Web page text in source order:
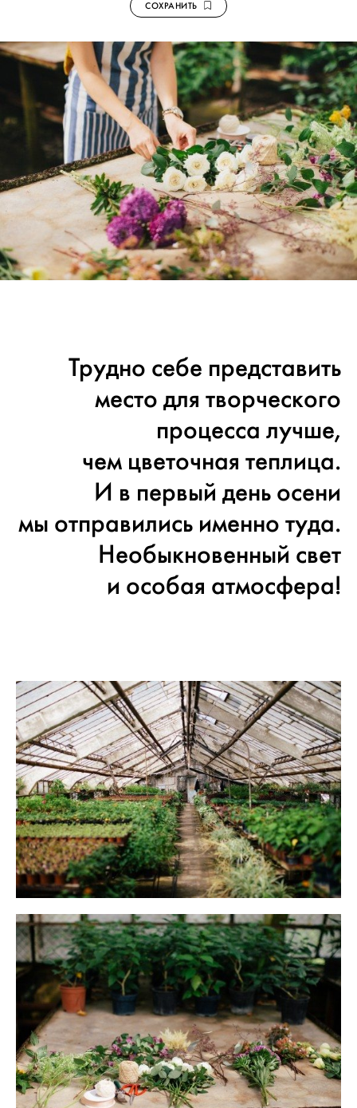
СОХРАНИТЬ
Трудно себе представить
место для творческого
процесса лучше,
чем цветочная теплица.
И в первый день осени
мы отправились именно туда.
Необыкновенный свет
и особая атмосфера!